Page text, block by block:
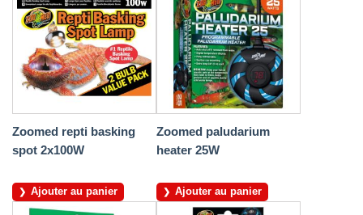
Zoomed repti basking
spot 2x100W
Ajouter au panier
Zoomed paludarium
heater 25W
Ajouter au panier